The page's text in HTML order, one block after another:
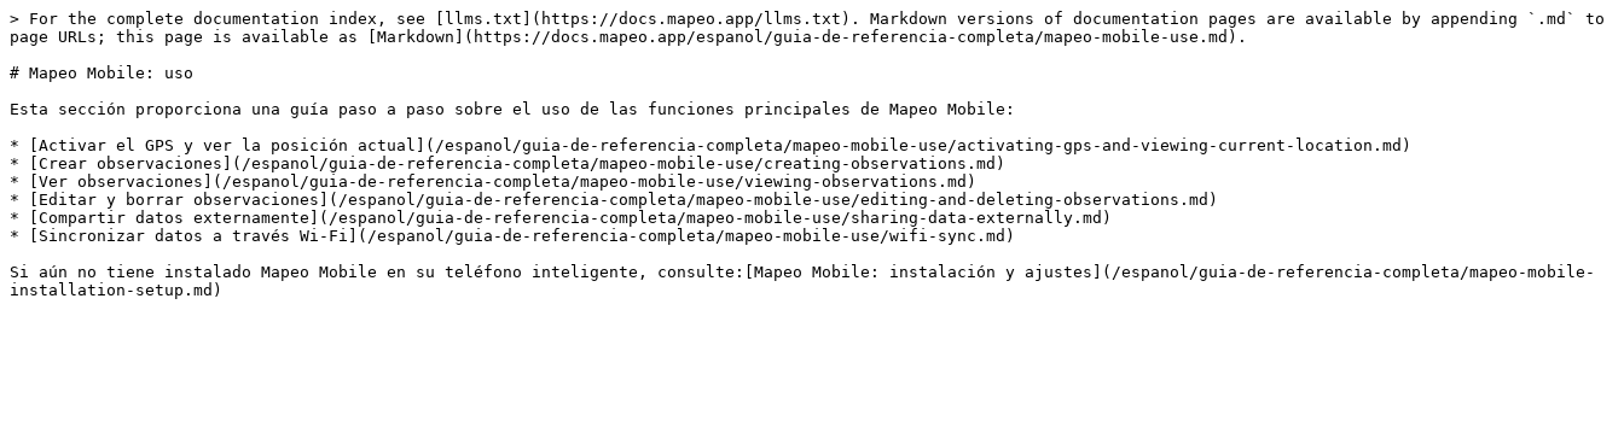
> For the complete documentation index, see [llms.txt](https://docs.mapeo.app/llms.txt). Markdown versions of documentation pages are available by appending `.md` to
page URLs; this page is available as [Markdown](https://docs.mapeo.app/espanol/guia-de-referencia-completa/mapeo-mobile-use.md).
# Mapeo Mobile: uso
Esta sección proporciona una guía paso a paso sobre el uso de las funciones principales de Mapeo Mobile:
* [Activar el GPS y ver la posición actual](/espanol/guia-de-referencia-completa/mapeo-mobile-use/activating-gps-and-viewing-current-location.md)
* [Crear observaciones](/espanol/guia-de-referencia-completa/mapeo-mobile-use/creating-observations.md)
* [Ver observaciones](/espanol/guia-de-referencia-completa/mapeo-mobile-use/viewing-observations.md)
* [Editar y borrar observaciones](/espanol/guia-de-referencia-completa/mapeo-mobile-use/editing-and-deleting-observations.md)
* [Compartir datos externamente](/espanol/guia-de-referencia-completa/mapeo-mobile-use/sharing-data-externally.md)
* [Sincronizar datos a través Wi-Fi](/espanol/guia-de-referencia-completa/mapeo-mobile-use/wifi-sync.md)
Si aún no tiene instalado Mapeo Mobile en su teléfono inteligente, consulte:[Mapeo Mobile: instalación y ajustes](/espanol/guia-de-referencia-completa/mapeo-mobile-